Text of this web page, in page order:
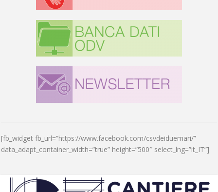
[fb_widget fb_url=”https://www.facebook.com/csvdeiduemari/”
data_adapt_container_width=”true” height=”500″ select_lng=”it_IT”]